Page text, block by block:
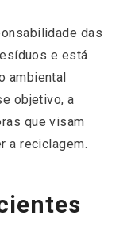
das
e está
ambiental
objetivo, a
que visam
a reciclagem.